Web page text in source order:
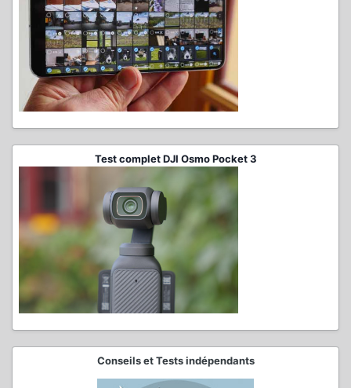
Test complet DJI Osmo Pocket 3
Conseils et Tests indépendants